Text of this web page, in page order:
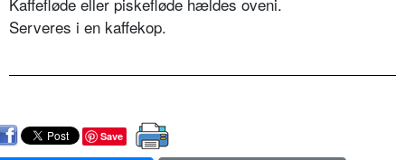
Serveres i en kaffekop.
Save